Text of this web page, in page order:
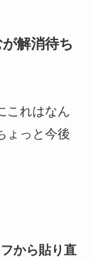
解消待ち
これはなん
ょっと今後
から貼り直